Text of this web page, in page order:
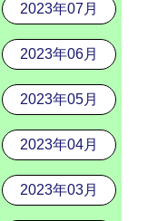
2023年07月
2023年06月
2023年05月
2023年04月
2023年03月